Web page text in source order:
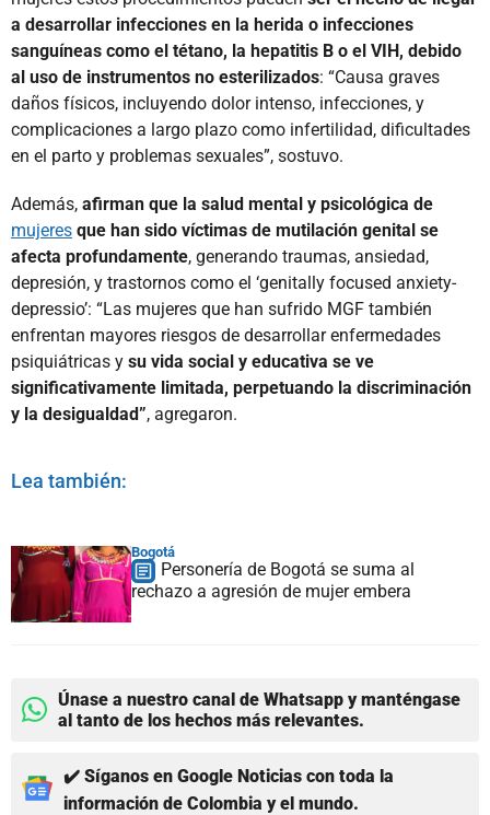
a desarrollar infecciones en la herida o infecciones
sanguíneas como el tétano, la hepatitis B o el VIH, debido
al uso de instrumentos no esterilizados: “Causa graves
daños físicos, incluyendo dolor intenso, infecciones, y
complicaciones a largo plazo como infertilidad, dificultades
en el parto y problemas sexuales”, sostuvo.
Además, afirman que la salud mental y psicológica de
mujeres que han sido víctimas de mutilación genital se
afecta profundamente, generando traumas, ansiedad,
depresión, y trastornos como el ‘genitally focused anxiety-
depressio’: “Las mujeres que han sufrido MGF también
enfrentan mayores riesgos de desarrollar enfermedades
psiquiátricas y su vida social y educativa se ve
significativamente limitada, perpetuando la discriminación
y la desigualdad”, agregaron.
Lea también:
Bogotá
Personería de Bogotá se suma al
rechazo a agresión de mujer embera
Únase a nuestro canal de Whatsapp y manténgase
al tanto de los hechos más relevantes.
✔️ Síganos en Google Noticias con toda la
información de Colombia y el mundo.